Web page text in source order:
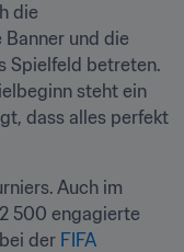
die
und die
Spielfeld betreten.
steht ein
dass alles perfekt
Auch im
500 engagierte
der FIFA